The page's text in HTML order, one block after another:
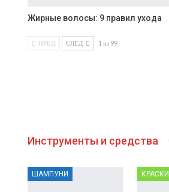
Жирные волосы: 9 правил ухода
ПРЕД СЛЕД 1 из 99
Инструменты и средства
ШАМПУНИ КРАСКИ